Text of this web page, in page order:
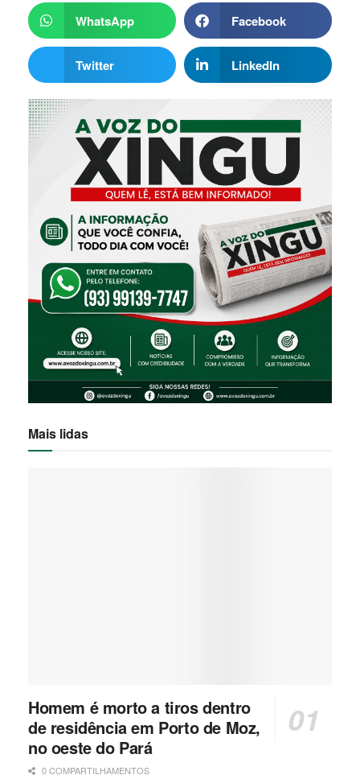
WhatsApp Facebook
Twitter LinkedIn
Mais lidas
Homem é morto a tiros dentro
de residência em Porto de Moz,
no oeste do Pará
0 COMPARTILHAMENTOS